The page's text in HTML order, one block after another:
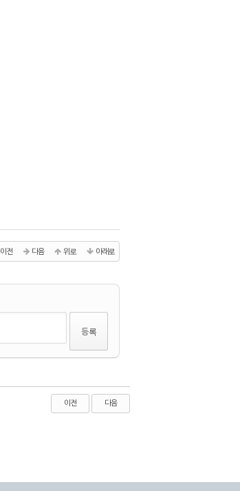
이전 다음 위로 아래로
이전 다음